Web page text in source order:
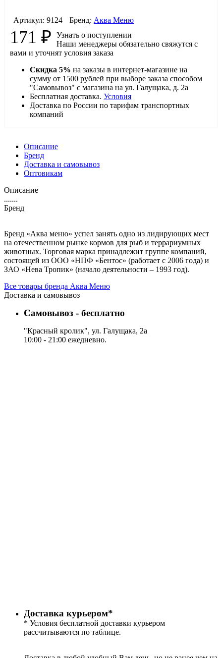
Артикул: 9124 Бренд: Аква Меню
171 ₽
Узнать о поступлении
Наши менеджеры обязательно свяжутся с
вами и уточнят условия заказа
Скидка 5% на заказы в интернет-магазине на
сумму от 1500 рублей при выборе заказа способом
"Самовывоз" с магазина на ул. Галущака, д. 2а
Бесплатная доставка. Условия
Доставка по России по тарифам транспортных
компаний
Описание
Бренд
Доставка и самовывоз
Оптовикам
Описание
.......
Бренд
Бренд «Аква меню» успел занять одно из лидирующих мест
на отечественном рынке кормов для рыб и террариумных
животных. Торговая марка принадлежит группе компаний,
состоящей из ООО «НПФ «Бентос» (работает с 2006 года) и
ЗАО «Нева Тропик» (начало деятельности – 1993 год).
Все товары бренда Аква Меню
Доставка и самовывоз
Самовывоз - бесплатно
"Красный кролик", ул. Галущака, 2а
10:00 - 21:00 ежедневно.
Доставка курьером*
* Условия бесплатной доставки курьером
рассчитываются по таблице.